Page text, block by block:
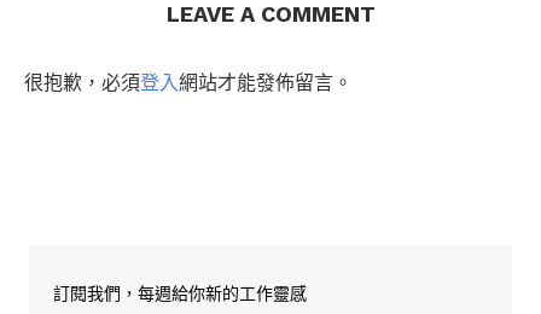
LEAVE A COMMENT
很抱歉，必須登入網站才能發佈留言。
訂閱我們，每週給你新的工作靈感